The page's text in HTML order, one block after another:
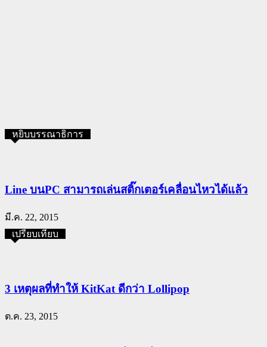
หยิบบรรณาธิการ
Line บนPC สามารถเล่นสติ๊กเตอร์เคลื่อนไหวได้แล้ว
มี.ค. 22, 2015
เปรียบเทียบ
3 เหตุผลที่ทำให้ KitKat ดีกว่า Lollipop
ต.ค. 23, 2015